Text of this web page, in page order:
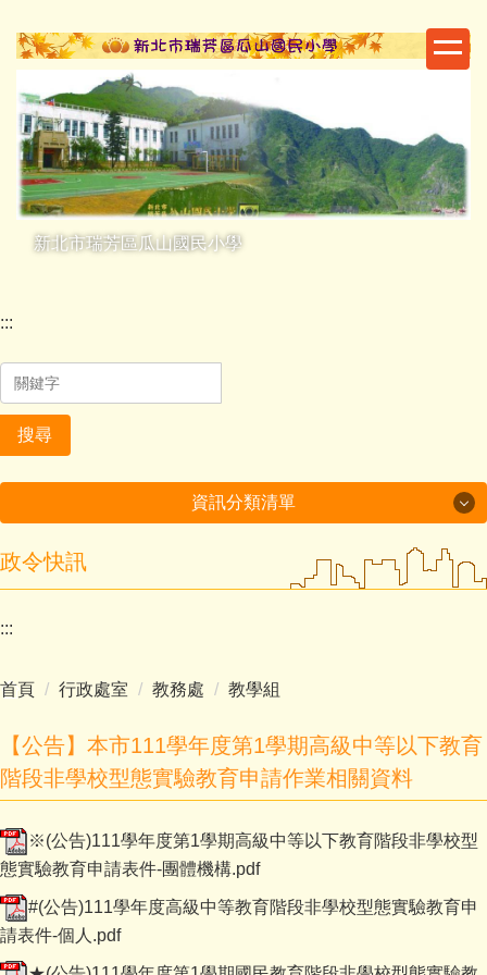
到
主
要
內
容
區
新北市瑞芳區瓜山國民小學
:::
搜尋
資訊分類清單
最新消息
榮譽事項
交通資訊
政令快訊
:::
首頁 行政處室 教務處 教學組
【公告】本市111學年度第1學期高級中等以下教育
階段非學校型態實驗教育申請作業相關資料
※(公告)111學年度第1學期高級中等以下教育階段非學校型
態實驗教育申請表件-團體機構.pdf
#(公告)111學年度高級中等教育階段非學校型態實驗教育申
請表件-個人.pdf